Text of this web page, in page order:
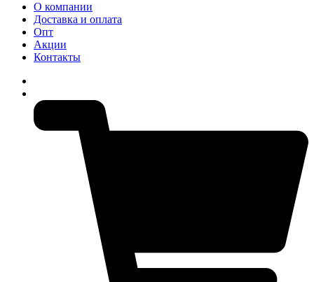
О компании
Доставка и оплата
Опт
Акции
Контакты